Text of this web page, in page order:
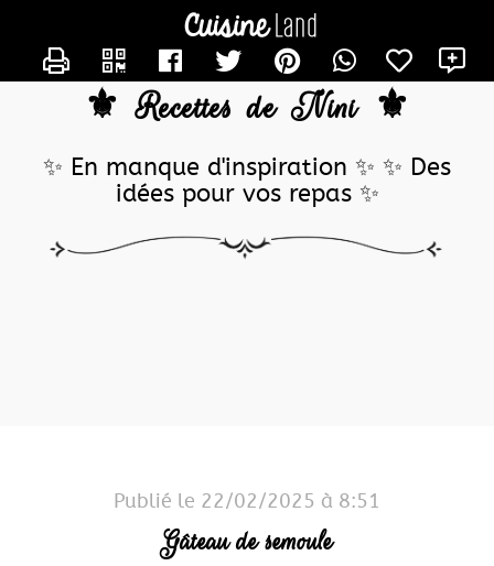
⚜️ Recettes de Nini ⚜️
✨ En manque d'inspiration ✨ ✨ Des
idées pour vos repas ✨
Publié le 22/02/2025 à 8:51
Gâteau de semoule
CONTACTER NINICM